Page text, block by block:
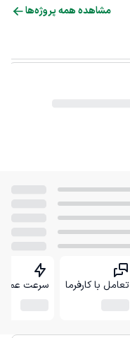
مشاهده همه پروژه‌ها
تعامل با کارفرما سرعت عمل